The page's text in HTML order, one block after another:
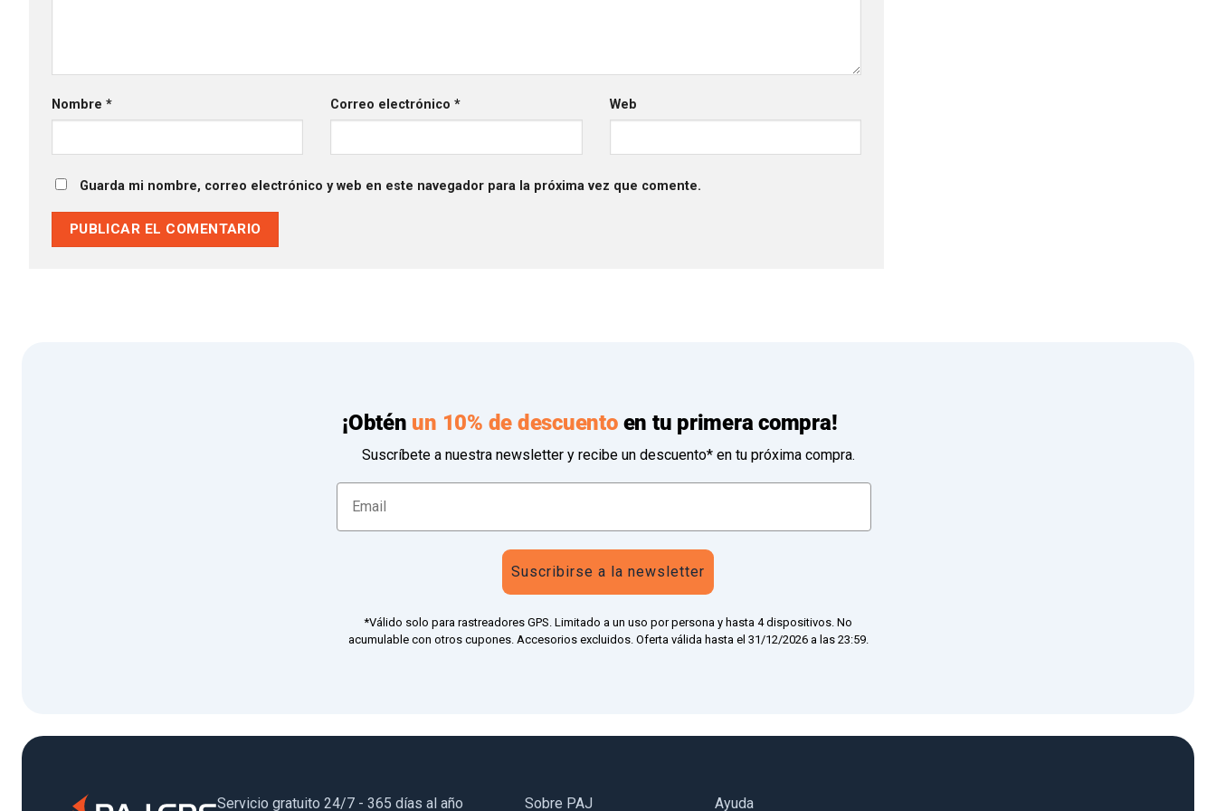
Nombre * Correo electrónico* Web
Guarda mi nombre, correo electrónico y web en este navegador para la próxima vez que comente.
¡Obtén un 10% de descuentoen tu primera compra!
Suscríbete a nuestra newsletter y recibe un descuento* en tu próxima compra.
Suscribirse a la newsletter
*Válido solo para rastreadores GPS. Limitado a un uso por persona y hasta 4 dispositivos. No
acumulable con otros cupones. Accesorios excluidos. Oferta válida hasta el 31/12/2026 a las 23:59.
Servicio gratuito 24/7 - 365 días al año Sobre PAJ Ayuda